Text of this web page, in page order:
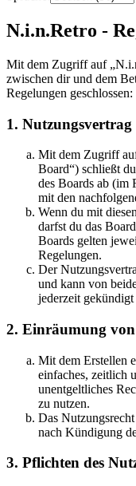
N.i.n.Retro -
Mit dem Zugriff auf
zwischen dir und dem
Regelungen geschlossen:
1. Nutzungsvertrag
Mit dem Zugriff
Board“) schließt
des Boards ab (im
mit den
Wenn du mit
darfst du das
Boards gelten
Regelungen.
Der
und kann von
jederzeit
2. Einräumung
Mit dem Erstellen
einfaches, zeitlich
unentgeltliches
zu nutzen.
Das
nach Kündigung
3. Pflichten des